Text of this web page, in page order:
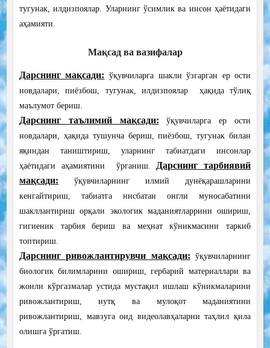
тугунак, илдизпоялар. Уларнинг ўсимлик ва инсон ҳаётидаги
аҳамияти.
Мақсад ва вазифалар
Дарснинг мақсади: ўқувчиларга шакли ўзгарган ер ости
новдалари, пиёзбош, тугунак, илдизпоялар ҳақида тўлиқ
маълумот бериш.
Дарснинг таълимий мақсади: ўқувчиларгаер ости
новдалари, ҳақида тушунча бериш, пиёзбош, тугунак билан
яқиндан таништириш, уларнинг табиатдаги инсонлар
ҳаётидаги аҳамиятини ўрганиш.
Дарснинг тарбиявий
мақсади:
ўқувчиларнинг илмий дунёқарашларини
кенгайтириш, табиатга нисбатан онгли муносабатини
шакллантириш орқали экологик маданиятларрини ошириш,
гигиеник тарбия бериш ва меҳнат кўникмасини таркиб
топтириш.
Дарснинг ривожлантирувчи мақсади:
ўқувчиларнинг
биологик билимларини ошириш, гербарий материаллари ва
жонли кўргазмалар устида мустақил ишлаш кўникмаларини
ривожлантириш, нутқ ва мулоқот маданиятини
ривожлантириш, мавзуга оид видеолавҳаларни таҳлил қила
олишга ўргатиш.